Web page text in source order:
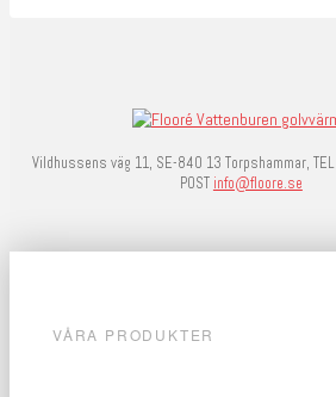
Vildhussens väg 11, SE-840 13 Torpshammar,
POST info@floore.se
VÅRA PRODUKTER